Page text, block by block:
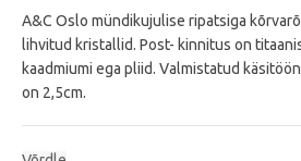
A&C Oslo mündikujulise ripatsiga
lihvitud kristallid. Post- kinnitus on
kaadmiumi ega pliid. Valmistatud
on 2,5cm.